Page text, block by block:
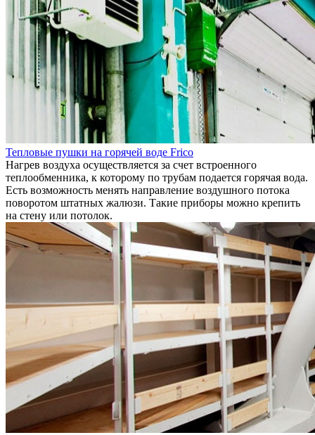
Тепловые пушки на горячей воде Frico
Нагрев воздуха осуществляется за счет встроенного
теплообменника, к которому по трубам подается горячая вода.
Есть возможность менять направление воздушного потока
поворотом штатных жалюзи. Такие приборы можно крепить
на стену или потолок.